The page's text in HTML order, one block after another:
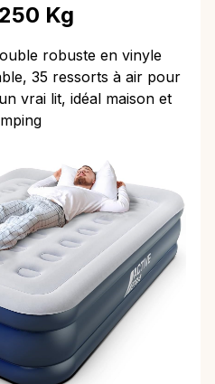
Kg
robuste en vinyle
35 ressorts à air pour
vrai lit, idéal maison et